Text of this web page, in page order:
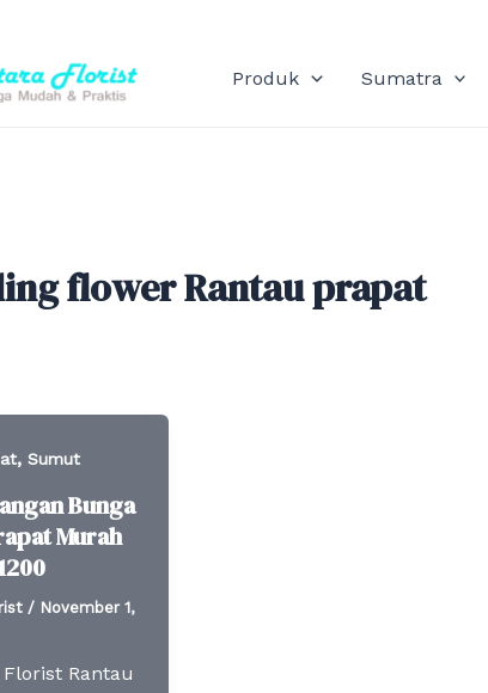
Produk Sumatra
flower Rantau prapat
, Sumut
Bunga
Murah
/ November 1,
Rantau